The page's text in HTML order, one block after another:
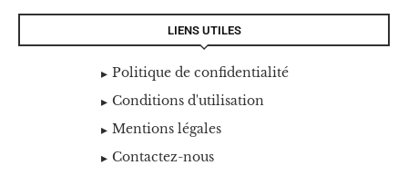
LIENS UTILES
Politique de confidentialité
Conditions d'utilisation
Mentions légales
Contactez-nous